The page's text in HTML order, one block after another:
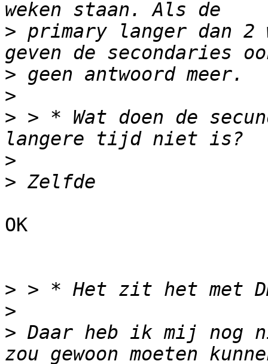
> primary langer dan 2
>
>
> > * Wat doen de
>
>
OK
>
>
> Daar heb ik mij nog